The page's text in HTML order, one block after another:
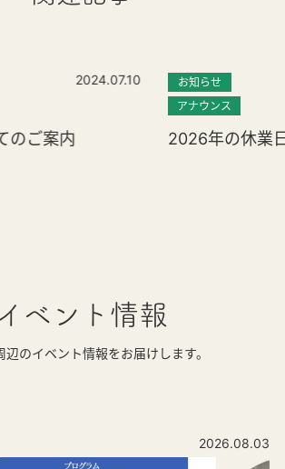
2024.07.10
のご案内
お知らせ
アナウンス
2026年の休業
イベント情報
辺のイベント情報をお届けします。
2026.08.03